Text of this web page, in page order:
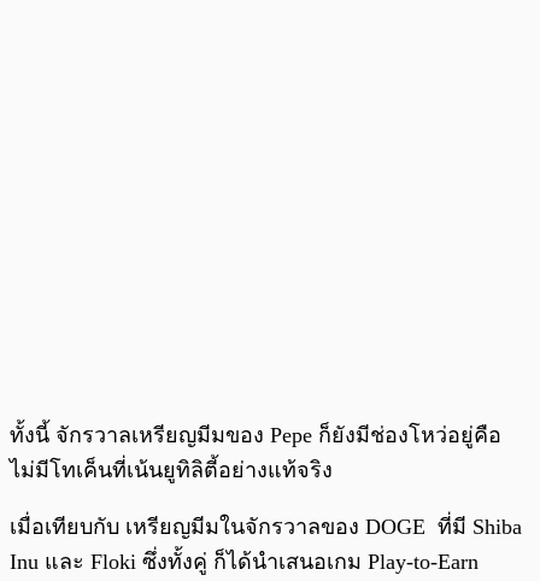
ทั้งนี้ จักรวาลเหรียญมีมของ Pepe ก็ยังมีช่องโหว่อยู่คือ
ไม่มีโทเค็นที่เน้นยูทิลิตี้อย่างแท้จริง
เมื่อเทียบกับ เหรียญมีมในจักรวาลของ DOGE ที่มี Shiba
Inu และ Floki ซึ่งทั้งคู่ ก็ได้นำเสนอเกม Play-to-Earn